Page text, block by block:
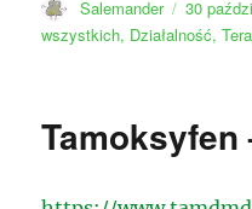
Autor
Salemander
Data
publikacji
30
wszystkich, Działalność,